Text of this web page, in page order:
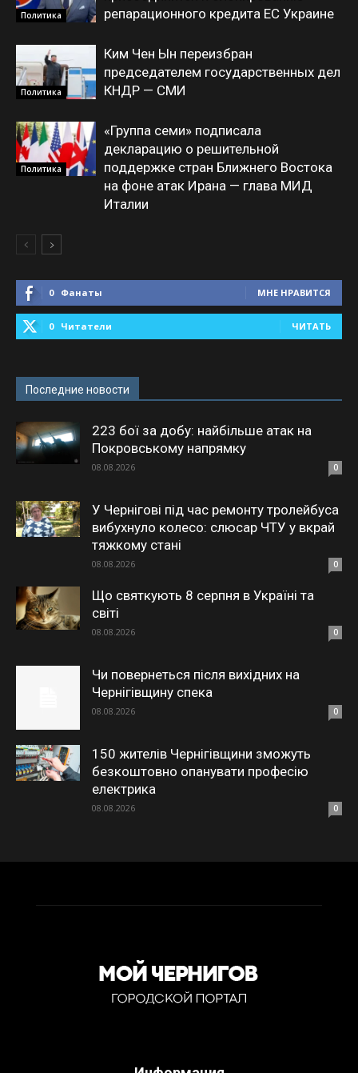
Политика
репарационного кредита ЕС Украине
Политика
Ким Чен Ын переизбран
председателем государственных дел
КНДР — СМИ
Политика
«Группа семи» подписала
декларацию о решительной
поддержке стран Ближнего Востока
на фоне атак Ирана — глава МИД
Италии
0 Фанаты МНЕ НРАВИТСЯ
0 Читатели ЧИТАТЬ
Последние новости
223 бої за добу: найбільше атак на
Покровському напрямку
08.08.2026 0
У Чернігові під час ремонту тролейбуса
вибухнуло колесо: слюсар ЧТУ у вкрай
тяжкому стані
08.08.2026 0
Що святкують 8 серпня в Україні та
світі
08.08.2026 0
Чи повернеться після вихідних на
Чернігівщину спека
08.08.2026 0
150 жителів Чернігівщини зможуть
безкоштовно опанувати професію
електрика
08.08.2026 0